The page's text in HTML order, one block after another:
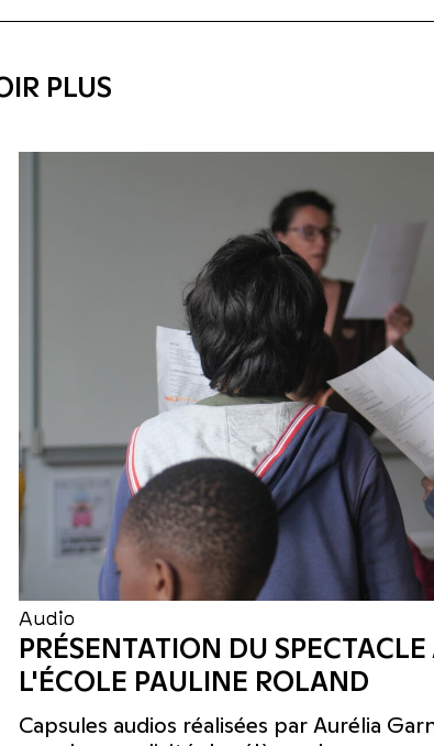
PLUS
Audio
PRÉSENTATION DU
L'ÉCOLE PAULINE ROLAND
Capsules audios réalisées par Aurélia